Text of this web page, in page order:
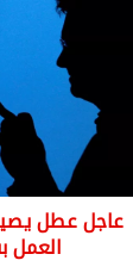
العمل